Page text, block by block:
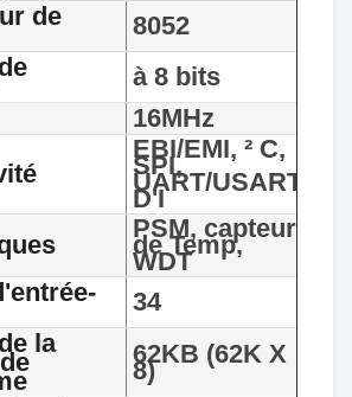
de
8052
à 8 bits
16MHz
EBI/EMI, ² C,
SPI,
UART/USART
D'I
PSM, capteur
de Temp,
WDT
34
la
62KB (62K X
8)